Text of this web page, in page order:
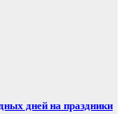
дней на праздники